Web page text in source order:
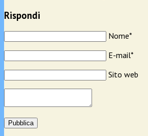
Rispondi
Nome*
E-mail*
Sito web
Pubblica